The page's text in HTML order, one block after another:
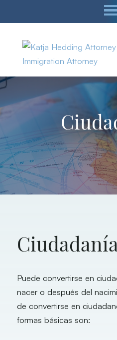
Puede convertirse en
nacer o después del
de convertirse en
formas básicas son: